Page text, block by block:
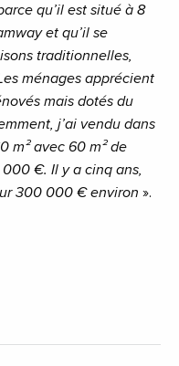
qu’il est situé à 8
et qu’il se
traditionnelles,
ménages apprécient
mais dotés du
j’ai vendu dans
m² avec 60 m² de
€. Il y a cinq ans,
300 000 € environ ».